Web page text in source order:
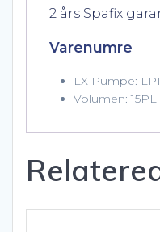
2 års Spafix
Varenumre
LX Pumpe:
Volumen: 15PL